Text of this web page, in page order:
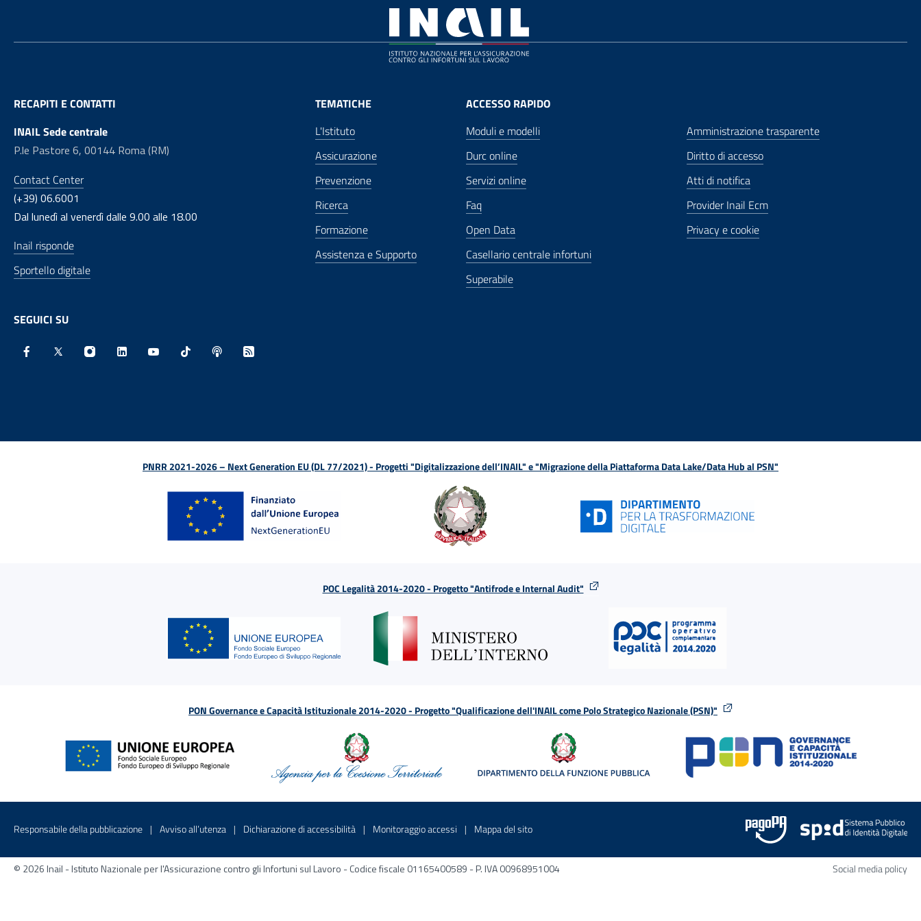
RECAPITI E CONTATTI
INAIL Sede centrale
P.le Pastore 6, 00144 Roma (RM)
Contact Center
(+39) 06.6001
Dal lunedì al venerdì dalle 9.00 alle 18.00
Inail risponde
Sportello digitale
SEGUICI SU
TEMATICHE
L'Istituto
Assicurazione
Prevenzione
Ricerca
Formazione
Assistenza e Supporto
ACCESSO RAPIDO
Moduli e modelli
Durc online
Servizi online
Faq
Open Data
Casellario centrale infortuni
Superabile
Amministrazione trasparente
Diritto di accesso
Atti di notifica
Provider Inail Ecm
Privacy e cookie
PNRR 2021-2026 – Next Generation EU (DL 77/2021) - Progetti "Digitalizzazione dell’INAIL" e "Migrazione della Piattaforma Data Lake/Data Hub al PSN"
POC Legalità 2014-2020 - Progetto "Antifrode e Internal Audit"
PON Governance e Capacità Istituzionale 2014-2020 - Progetto "Qualificazione dell'INAIL come Polo Strategico Nazionale (PSN)"
Menu di servizio
Responsabile della pubblicazione Sito interno - Apre in una nuova finestra
Avviso all’utenza Sito interno - Apre in una nuova finestra
Dichiarazione di accessibilità Sito interno - Apre in una nuova finestra
Monitoraggio accessi Sito interno - Apre in una nuova finestra
Mappa del sitoSito interno - Apre nella stessa finestra
© 2026 Inail - Istituto Nazionale per l'Assicurazione contro gli Infortuni sul Lavoro - Codice fiscale 01165400589 - P. IVA 00968951004 Social media policy